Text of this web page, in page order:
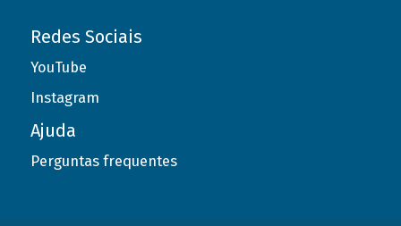
Redes Sociais
YouTube
Instagram
Ajuda
Perguntas frequentes